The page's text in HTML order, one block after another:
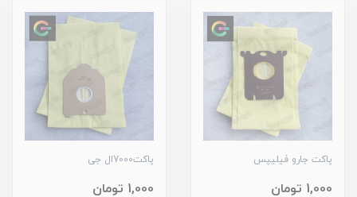
پاکت جارو فیلیپس
1,000 تومان
پاکت7000ال جی
1,000 تومان